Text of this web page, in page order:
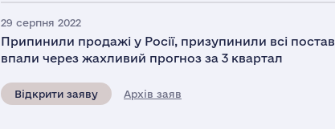
29 серпня 2022
Припинили продажі у Росії, призупинили всі
впали через жахливий прогноз за 3 квартал
Відкрити заяву Архів заяв